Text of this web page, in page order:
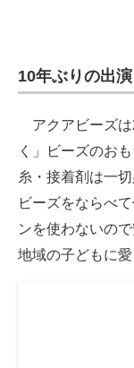
10年ぶりの出演
アクアビーズは
く」ビーズのお
糸・接着剤は一
ビーズをならべ
ンを使わないの
地域の子どもに愛